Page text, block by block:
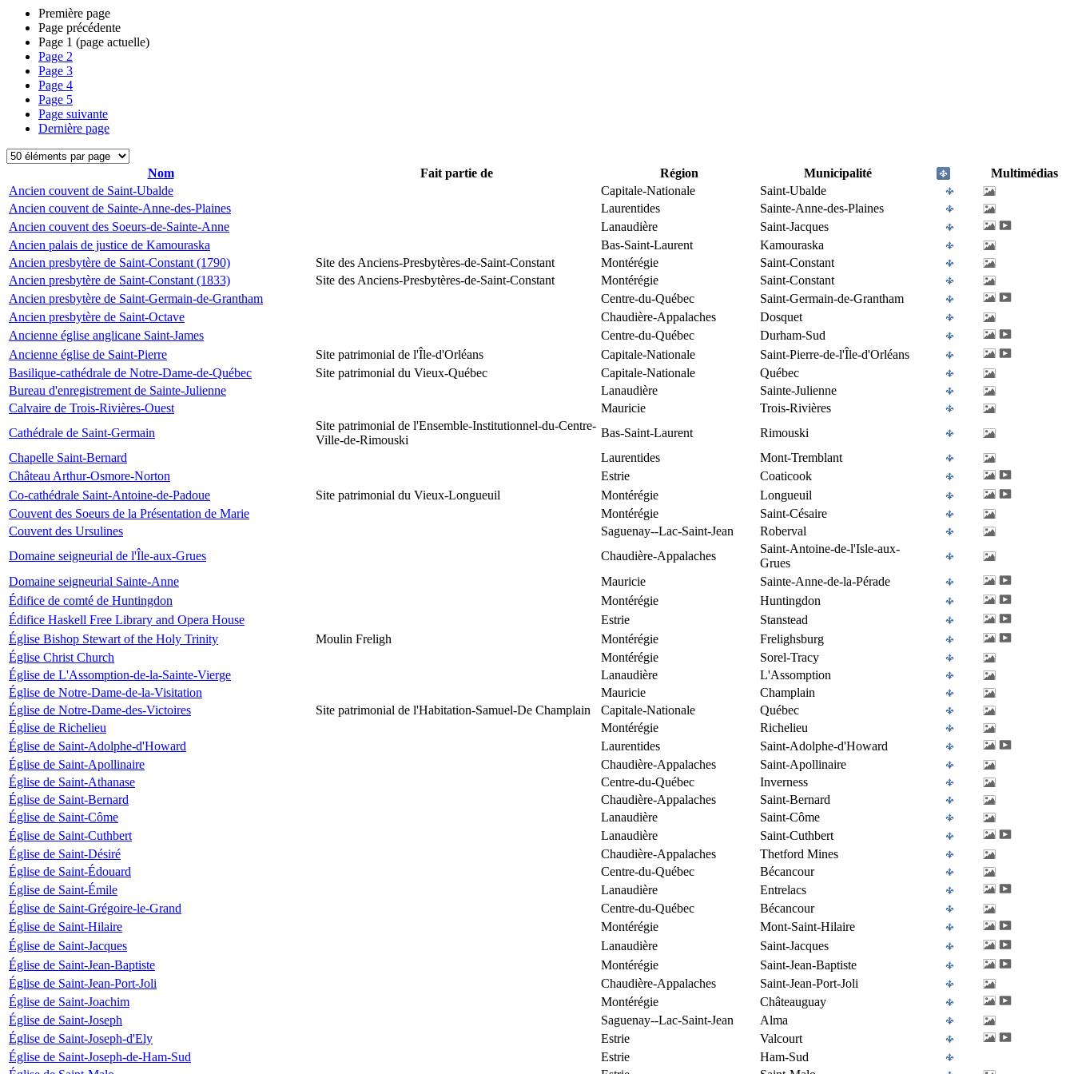
Première page
Page précédente
Page 1 (page actuelle)
Page 2
Page 3
Page 4
Page 5
Page suivante
Dernière page
Nom Fait partie de Région Municipalité
Multimédias
Ancien couvent de Saint-Ubalde
Capitale-Nationale
Saint-Ubalde
Ancien couvent de Sainte-Anne-des-Plaines
Laurentides
Sainte-Anne-des-Plaines
Ancien couvent des Soeurs-de-Sainte-Anne
Lanaudière
Saint-Jacques
Ancien palais de justice de Kamouraska
Bas-Saint-Laurent
Kamouraska
Ancien presbytère de Saint-Constant (1790)
Site des Anciens-Presbytères-de-Saint-Constant Montérégie
Saint-Constant
Ancien presbytère de Saint-Constant (1833)
Site des Anciens-Presbytères-de-Saint-Constant Montérégie
Saint-Constant
Ancien presbytère de Saint-Germain-de-Grantham
Centre-du-Québec
Saint-Germain-de-Grantham
Ancien presbytère de Saint-Octave
Chaudière-Appalaches
Dosquet
Ancienne église anglicane Saint-James
Centre-du-Québec
Durham-Sud
Ancienne église de Saint-Pierre
Site patrimonial de l'Île-d'Orléans Capitale-Nationale
Saint-Pierre-de-l'Île-d'Orléans
Basilique-cathédrale de Notre-Dame-de-Québec
Site patrimonial du Vieux-Québec Capitale-Nationale
Québec
Bureau d'enregistrement de Sainte-Julienne
Lanaudière
Sainte-Julienne
Calvaire de Trois-Rivières-Ouest
Mauricie
Trois-Rivières
Cathédrale de Saint-Germain
Site patrimonial de l'Ensemble-Institutionnel-du-Centre-
Ville-de-Rimouski
Bas-Saint-Laurent
Rimouski
Chapelle Saint-Bernard
Laurentides
Mont-Tremblant
Château Arthur-Osmore-Norton
Estrie
Coaticook
Co-cathédrale Saint-Antoine-de-Padoue
Site patrimonial du Vieux-Longueuil Montérégie
Longueuil
Couvent des Soeurs de la Présentation de Marie
Montérégie
Saint-Césaire
Couvent des Ursulines
Saguenay--Lac-Saint-Jean
Roberval
Domaine seigneurial de l'Île-aux-Grues
Chaudière-Appalaches
Saint-Antoine-de-l'Isle-aux-
Grues
Domaine seigneurial Sainte-Anne
Mauricie
Sainte-Anne-de-la-Pérade
Édifice de comté de Huntingdon
Montérégie
Huntingdon
Édifice Haskell Free Library and Opera House
Estrie
Stanstead
Église Bishop Stewart of the Holy Trinity
Moulin Freligh Montérégie
Frelighsburg
Église Christ Church
Montérégie
Sorel-Tracy
Église de L'Assomption-de-la-Sainte-Vierge
Lanaudière
L'Assomption
Église de Notre-Dame-de-la-Visitation
Mauricie
Champlain
Église de Notre-Dame-des-Victoires
Site patrimonial de l'Habitation-Samuel-De Champlain Capitale-Nationale
Québec
Église de Richelieu
Montérégie
Richelieu
Église de Saint-Adolphe-d'Howard
Laurentides
Saint-Adolphe-d'Howard
Église de Saint-Apollinaire
Chaudière-Appalaches
Saint-Apollinaire
Église de Saint-Athanase
Centre-du-Québec
Inverness
Église de Saint-Bernard
Chaudière-Appalaches
Saint-Bernard
Église de Saint-Côme
Lanaudière
Saint-Côme
Église de Saint-Cuthbert
Lanaudière
Saint-Cuthbert
Église de Saint-Désiré
Chaudière-Appalaches
Thetford Mines
Église de Saint-Édouard
Centre-du-Québec
Bécancour
Église de Saint-Émile
Lanaudière
Entrelacs
Église de Saint-Grégoire-le-Grand
Centre-du-Québec
Bécancour
Église de Saint-Hilaire
Montérégie
Mont-Saint-Hilaire
Église de Saint-Jacques
Lanaudière
Saint-Jacques
Église de Saint-Jean-Baptiste
Montérégie
Saint-Jean-Baptiste
Église de Saint-Jean-Port-Joli
Chaudière-Appalaches
Saint-Jean-Port-Joli
Église de Saint-Joachim
Montérégie
Châteauguay
Église de Saint-Joseph
Saguenay--Lac-Saint-Jean
Alma
Église de Saint-Joseph-d'Ely
Estrie
Valcourt
Église de Saint-Joseph-de-Ham-Sud
Estrie
Ham-Sud